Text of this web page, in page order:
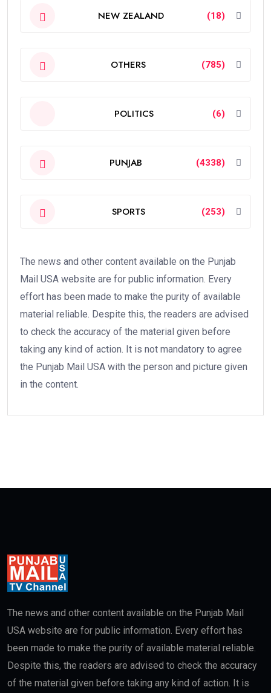
NEW ZEALAND (18)
OTHERS (785)
POLITICS (6)
PUNJAB (4338)
SPORTS (253)
The news and other content available on the Punjab
Mail USA website are for public information. Every
effort has been made to make the purity of available
material reliable. Despite this, the readers are advised
to check the accuracy of the material given before
taking any kind of action. It is not mandatory to agree
the Punjab Mail USA with the person and picture given
in the content.
The news and other content available on the Punjab Mail
USA website are for public information. Every effort has
been made to make the purity of available material reliable.
Despite this, the readers are advised to check the accuracy
of the material given before taking any kind of action. It is